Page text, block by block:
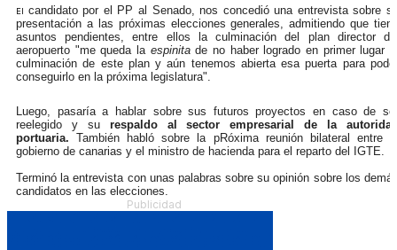
El candidato por el PP al Senado, nos concedió una entrevista sobre
presentación a las próximas elecciones generales, admitiendo que
asuntos pendientes, entre ellos la culminación del plan director
aeropuerto "me queda la espinitade no haber logrado en primer lugar
culminación de este plan y aún tenemos abierta esa puerta para
conseguirlo en la próxima legislatura".
Luego, pasaría a hablar sobre sus futuros proyectos en caso de
reelegido y su respaldo al sector empresarial de la
portuaria. También habló sobre la pRóxima reunión bilateral entre
gobierno de canarias y el ministro de hacienda para el reparto del IGTE.
Terminó la entrevista con unas palabras sobre su opinión sobre los
candidatos en las elecciones.
Publicidad